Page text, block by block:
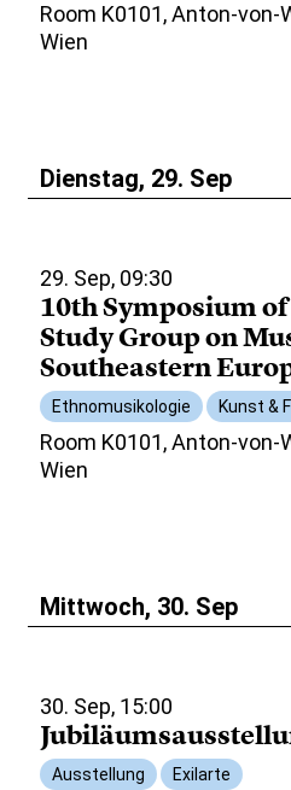
Room K0101, Anton-von-
Wien
Dienstag, 29. Sep
29. Sep, 09:30
10th Symposium
Study Group on
Southeastern
Ethnomusikologie Kunst &
Room K0101, Anton-von-
Wien
Mittwoch, 30. Sep
30. Sep, 15:00
Ausstellung Exilarte